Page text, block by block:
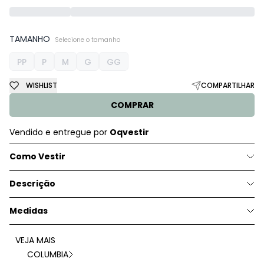
TAMANHO Selecione o tamanho
PP P M G GG
COMPRAR
WISHLIST COMPARTILHAR
Vendido e entregue por Oqvestir
Como Vestir
Descrição
Medidas
VEJA MAIS
COLUMBIA